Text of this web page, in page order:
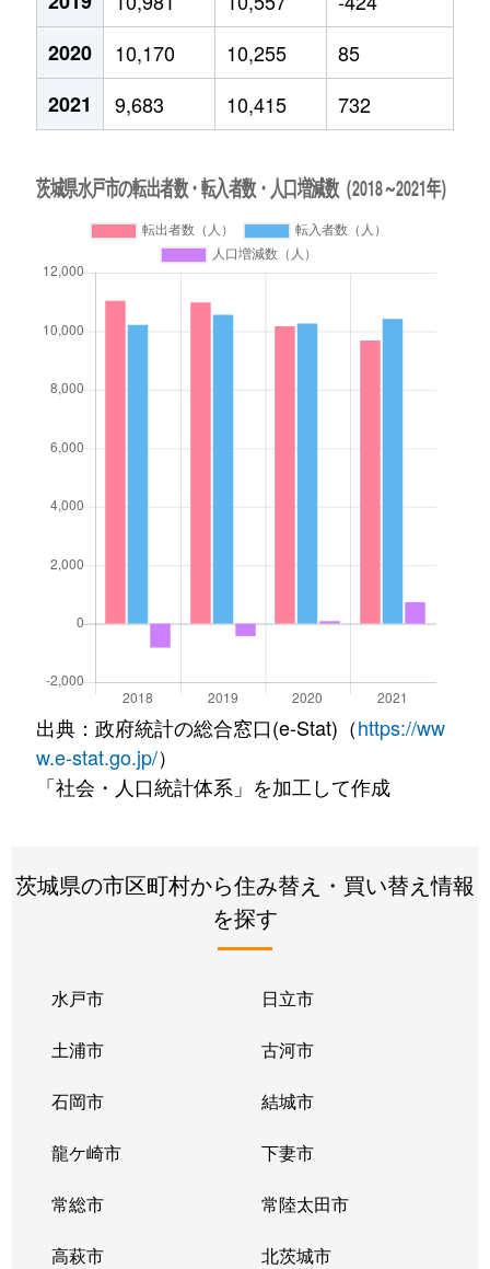
2020
10,170 10,255
85
2021
9,683 10,415 732
出典：政府統計の総合窓口(e-Stat)（https://ww
w.e-stat.go.jp/）
「社会・人口統計体系」を加工して作成
茨城県の市区町村から住み替え・買い替え情報
を探す
水戸市 日立市
土浦市 古河市
石岡市 結城市
龍ケ崎市 下妻市
常総市 常陸太田市
高萩市 北茨城市